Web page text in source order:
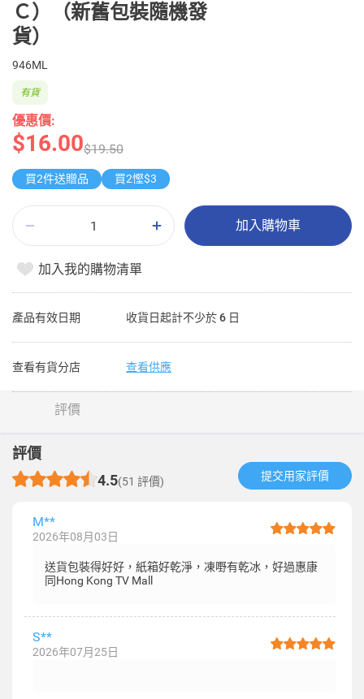
Ｃ）（新舊包裝隨機發
貨）
946ML
優惠價:
$16.00$19.50
有貨
買2件送贈品 買2慳$3
加入購物車
加入我的購物清單
產品有效日期 收貨日起計不少於 6 日
查看有貨分店 查看供應
評價
評價
4.5(51 評價) 提交用家評價​
M**
2026年08月03日
送貨包裝得好好，紙箱好乾淨，凍嘢有乾冰，好過惠康
同Hong Kong TV Mall
S**
2026年07月25日